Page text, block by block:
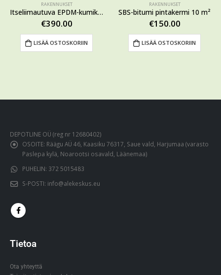
RAKENNUKSET
Itseliimautuva EPDM-kumikermi 1,5 x 10 m
€390.00
LISÄÄ OSTOSKORIIN
RAKENNUKSET
SBS-bitumi pintakermi 10 m²
€150.00
LISÄÄ OSTOSKORIIN
DEPOTLINE OÜ (reg nr 12680402)
OSOITE: Räägu AÜ 46, Kaasiku 76317, Saue vald, Harjumaa (varasto
Paslepa kylä, Noarootsi osavald, Läänemaa)
PUHELIN: 372 5015483
S-POSTI: info@alekeskus.eu
Tietoa
Ota yhteyttä